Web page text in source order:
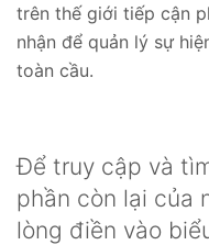
trên thế giới tiếp cận
nhận để quản lý sự
toàn cầu.
Để truy cập và
phần còn lại của
lòng điền vào